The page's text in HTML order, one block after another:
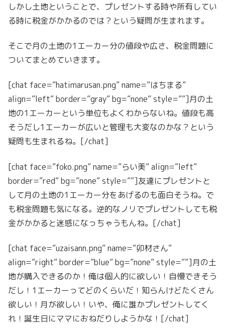
しかし土地ということで、プレゼントする時や所有してい
る時に税金がかかるのでは？という疑問が生まれます。
そこで月の土地の1エーカー分の値段や広さ、税金問題に
ついてまとめていきます。
[chat face=”hatimarusan.png” name=”はちまる”
align=”left” border=”gray” bg=”none” style=””]月の土
地の1エーカーという単位もよくわからないね。値段も高
そうだし1エーカーが広いと管理も大変なのかな？という
疑問も生まれるね。[/chat]
[chat face=”foko.png” name=”らい美” align=”left”
border=”red” bg=”none” style=””]友達にプレゼントと
して月の土地の1エーカー分をあげるのも面白そうね。で
も税金問題も気になる。逆的なノリでプレゼントしても税
金がかかると迷惑になっちゃうもんね。[/chat]
[chat face=”uzaisann.png” name=”卯材さん”
align=”right” border=”blue” bg=”none” style=””]月の土
地が購入できるのか！俺は個人的に欲しい！自慢できそう
だし！1エーカーってどのくらいだ！知らんけどたくさん
欲しい！月が欲しい！いや、俺に誰かプレゼントしてく
れ！誕生日にママにおねだりしようかな！[/chat]